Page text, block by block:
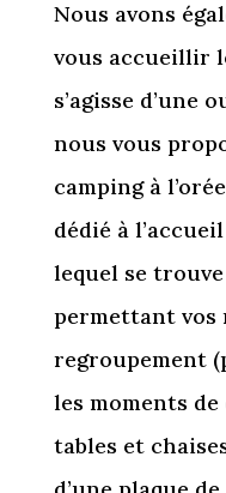
Nous avons
vous accueillir
s’agisse d’une
nous vous
camping à
dédié à
lequel se
permettant vos
regroupement
les moments
tables et